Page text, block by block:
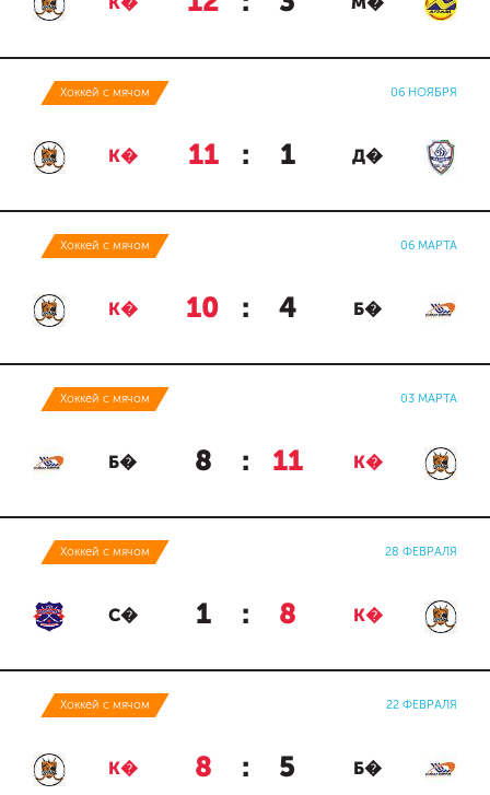
К� М�
Хоккей с мячом 06 НОЯБРЯ
К� 11 : 1 Д�
Хоккей с мячом 06 МАРТА
К� 10 : 4 Б�
Хоккей с мячом 03 МАРТА
Б� 8 : 11 К�
Хоккей с мячом 28 ФЕВРАЛЯ
С� 1 : 8 К�
Хоккей с мячом 22 ФЕВРАЛЯ
К� 8 : 5 Б�